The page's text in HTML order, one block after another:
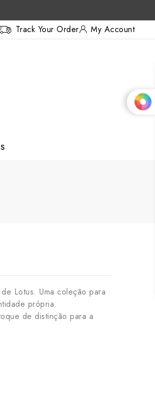
Track Your Order My Account
Lotus. Uma coleção para
própria.
de distinção para a